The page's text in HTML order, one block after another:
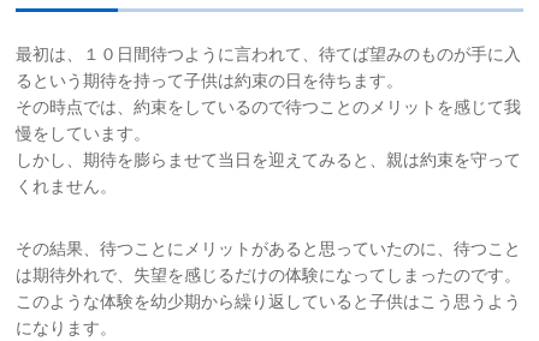
リンク集
お知らせ
最初は、１０日間待つように言われて、待てば望みのものが手に入
るという期待を持って子供は約束の日を待ちます。
その時点では、約束をしているので待つことのメリットを感じて我
慢をしています。
しかし、期待を膨らませて当日を迎えてみると、親は約束を守って
くれません。
その結果、待つことにメリットがあると思っていたのに、待つこと
は期待外れで、失望を感じるだけの体験になってしまったのです。
このような体験を幼少期から繰り返していると子供はこう思うよう
になります。